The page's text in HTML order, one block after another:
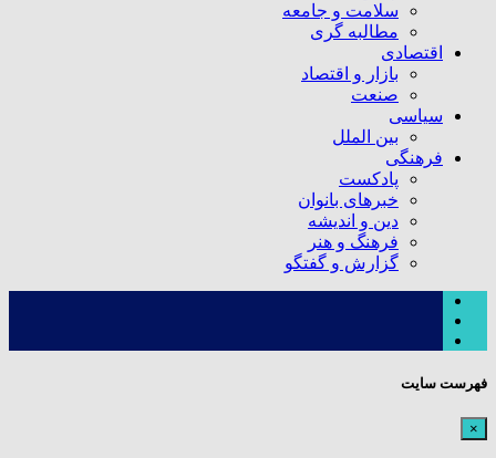
سلامت و جامعه
مطالبه گری
اقتصادی
بازار و اقتصاد
صنعت
سیاسی
بین الملل
فرهنگی
پادکست
خبرهای بانوان
دین و اندیشه
فرهنگ و هنر
گزارش و گفتگو
فهرست سایت
×